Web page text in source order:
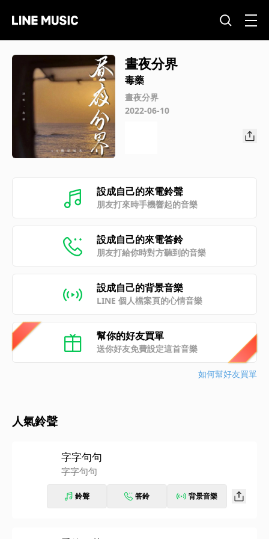
晝夜分界
毒藥
晝夜分界
2022-06-10
設成自己的來電鈴聲
朋友打來時手機響起的音樂
設成自己的來電答鈴
朋友打給你時對方聽到的音樂
設成自己的背景音樂
LINE 個人檔案頁的心情音樂
幫你的好友買單
送你好友免費設定這首音樂
如何幫好友買單
人氣鈴聲
字字句句
字字句句
鈴聲 答鈴 背景音樂